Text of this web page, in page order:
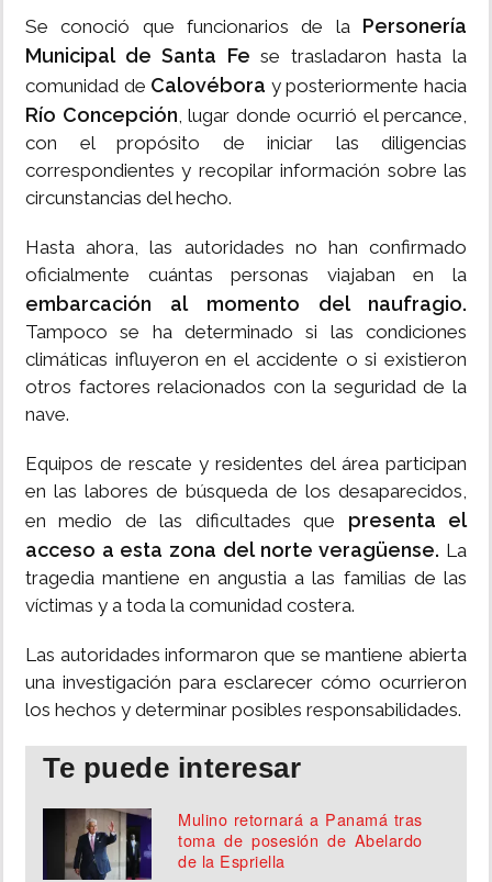
Se conoció que funcionarios de la Personería
Municipal de Santa Fe se trasladaron hasta la
comunidad de Calovébora y posteriormente hacia
Río Concepción, lugar donde ocurrió el percance,
con el propósito de iniciar las diligencias
correspondientes y recopilar información sobre las
circunstancias del hecho.
Hasta ahora, las autoridades no han confirmado
oficialmente cuántas personas viajaban en la
embarcación al momento del naufragio.
Tampoco se ha determinado si las condiciones
climáticas influyeron en el accidente o si existieron
otros factores relacionados con la seguridad de la
nave.
Equipos de rescate y residentes del área participan
en las labores de búsqueda de los desaparecidos,
en medio de las dificultades que presenta el
acceso a esta zona del norte veragüense. La
tragedia mantiene en angustia a las familias de las
víctimas y a toda la comunidad costera.
Las autoridades informaron que se mantiene abierta
una investigación para esclarecer cómo ocurrieron
los hechos y determinar posibles responsabilidades.
Te puede interesar
Mulino retornará a Panamá tras
toma de posesión de Abelardo
de la Espriella